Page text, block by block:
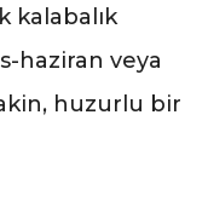
kalabalık
haziran veya
huzurlu bir